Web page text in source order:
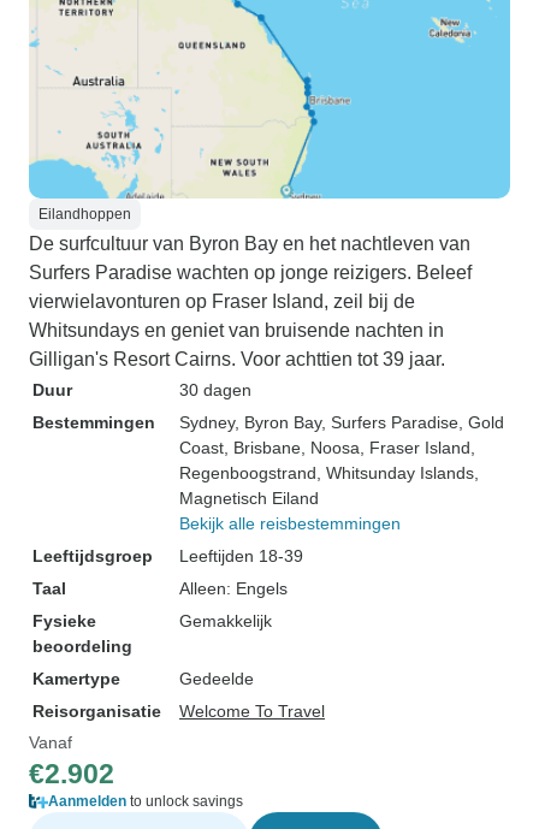
Eilandhoppen
De surfcultuur van Byron Bay en het nachtleven van
Surfers Paradise wachten op jonge reizigers. Beleef
vierwielavonturen op Fraser Island, zeil bij de
Whitsundays en geniet van bruisende nachten in
Gilligan's Resort Cairns. Voor achttien tot 39 jaar.
Duur
30 dagen
Bestemmingen
Sydney, Byron Bay, Surfers Paradise , Gold
Coast , Brisbane , Noosa , Fraser Island
Regenboogstrand , Whitsunday Islands
Magnetisch Eiland
Bekijk alle reisbestemmingen
Leeftijdsgroep
Leeftijden 18-39
Taal
Alleen: Engels
Fysieke
beoordeling
Gemakkelijk
Kamertype
Gedeelde
Reisorganisatie
Welcome To Travel
Vanaf
€2.902
Aanmelden to unlock savings